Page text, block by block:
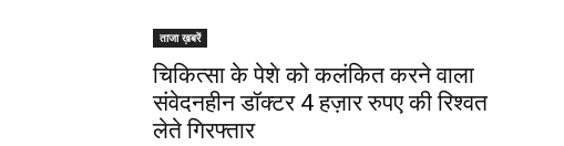
ताजा ख़बरें
चिकित्सा के पेशे को कलंकित करने वाला
संवेदनहीन डॉक्टर 4 हज़ार रुपए की रिश्वत
लेते गिरफ्तार